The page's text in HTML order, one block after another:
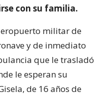
con su familia.
militar de
y de inmediato
que le trasladó
le esperan su
de 16 años de